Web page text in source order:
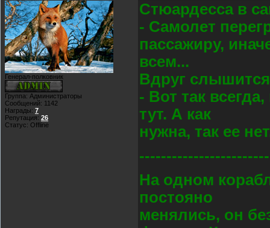
Генерал-полковник
Группа: Администраторы
Сообщений: 1142
Награды: 7
Репутация: 26
Статус: Offline
Стюардесса в
- Самолет
пассажиру,
всем...
Вдруг
- Вот так
тут. А как
нужна, так ее
На одном
постояно
менялись, он